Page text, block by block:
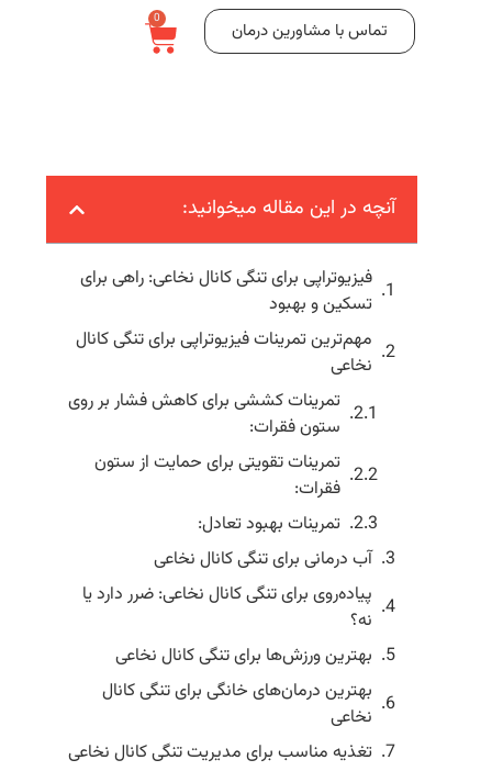
تماس با مشاورین درمان
0
آنچه در این مقاله میخوانید:
فیزیوتراپی برای تنگی کانال نخاعی: راهی برای
تسکین و بهبود
مهم‌ترین تمرینات فیزیوتراپی برای تنگی کانال
نخاعی
تمرینات کششی برای کاهش فشار بر روی
ستون فقرات:
تمرینات تقویتی برای حمایت از ستون
فقرات:
تمرینات بهبود تعادل:
آب درمانی برای تنگی کانال نخاعی
پیاده‌روی برای تنگی کانال نخاعی: ضرر دارد یا
نه؟
بهترین ورزش‌ها برای تنگی کانال نخاعی
بهترین درمان‌های خانگی برای تنگی کانال
نخاعی
تغذیه مناسب برای مدیریت تنگی کانال نخاعی